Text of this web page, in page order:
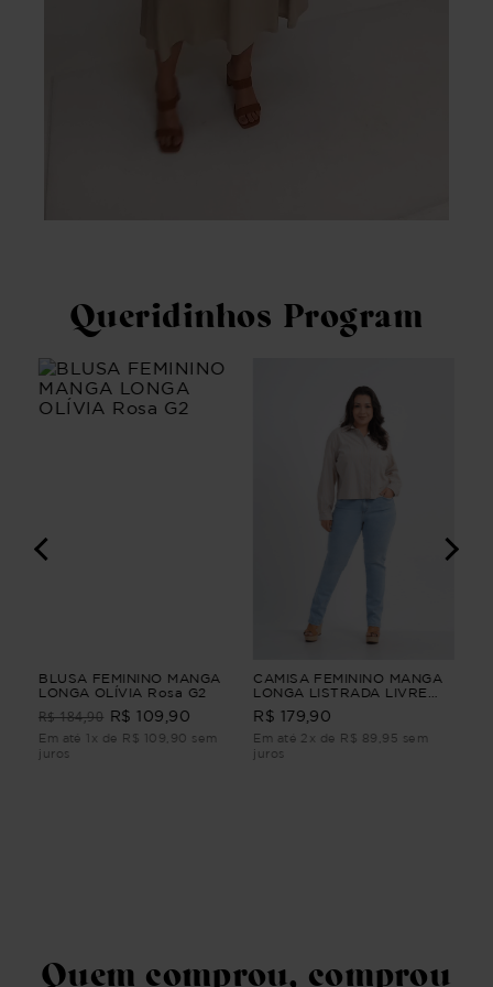
Queridinhos Program
BLUSA FEMININO MANGA
LONGA OLÍVIA Rosa G2
R$ 184,90 R$ 109,90
Em até 1x de R$ 109,90 sem
juros
CAMISA FEMININO MANGA
LONGA LISTRADA LIVRE
Bege G4
R$ 179,90
Em até 2x de R$ 89,95 sem
juros
Quem comprou, comprou